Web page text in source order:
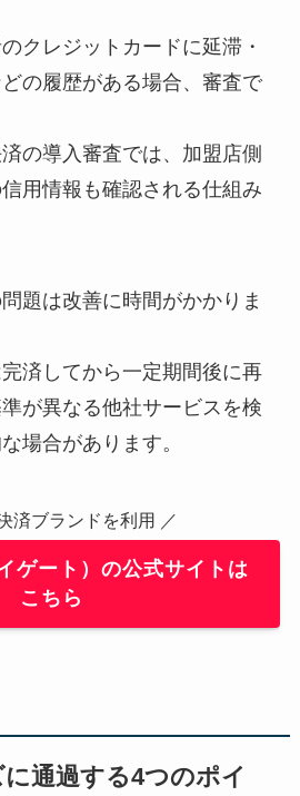
クレジットカードに延滞・
の履歴がある場合、審査で
の導入審査では、加盟店側
信用情報も確認される仕組み
題は改善に時間がかかりま
済してから一定期間後に再
が異なる他社サービスを検
場合があります。
済ブランドを利用 ／
ゲート）の公式サイトは
こちら
通過する4つのポイ